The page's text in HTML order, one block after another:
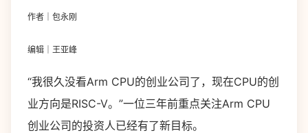
作者｜包永刚
编辑｜王亚峰
“我很久没看Arm CPU的创业公司了，现在CPU的创
业方向是RISC-V。”一位三年前重点关注Arm CPU
创业公司的投资人已经有了新目标。